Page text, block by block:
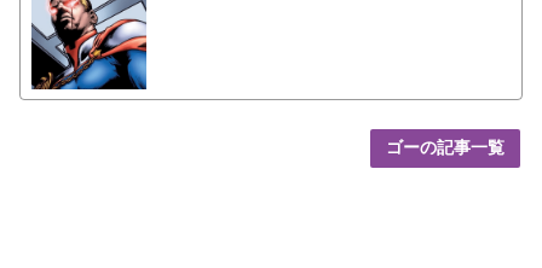
ゴーの記事一覧